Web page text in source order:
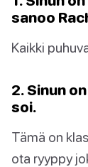
sanoo
Kaikki
2. Sinun
soi.
Tämä on
ota ryyppy